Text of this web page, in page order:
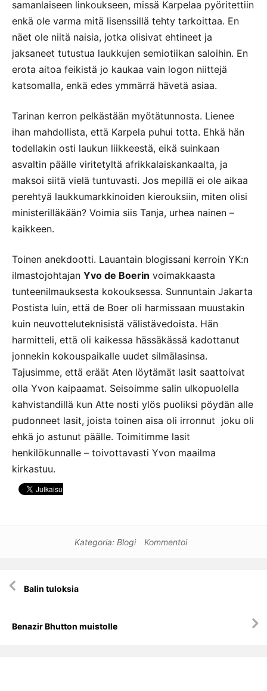
samanlaiseen linkoukseen, missä Karpelaa pyöritettiin
enkä ole varma mitä lisenssillä tehty tarkoittaa. En
näet ole niitä naisia, jotka olisivat ehtineet ja
jaksaneet tutustua laukkujen semiotiikan saloihin. En
erota aitoa feikistä jo kaukaa vain logon niittejä
katsomalla, enkä edes ymmärrä hävetä asiaa.
Tarinan kerron pelkästään myötätunnosta. Lienee
ihan mahdollista, että Karpela puhui totta. Ehkä hän
todellakin osti laukun liikkeestä, eikä suinkaan
asvaltin päälle viritetyltä afrikkalaiskankaalta, ja
maksoi siitä vielä tuntuvasti. Jos mepillä ei ole aikaa
perehtyä laukkumarkkinoiden kierouksiin, miten olisi
ministerilläkään? Voimia siis Tanja, urhea nainen –
kaikkeen.
Toinen anekdootti. Lauantain blogissani kerroin YK:n
ilmastojohtajan Yvo de Boerin voimakkaasta
tunteenilmauksesta kokouksessa. Sunnuntain Jakarta
Postista luin, että de Boer oli harmissaan muustakin
kuin neuvotteluteknisistä välistävedoista. Hän
harmitteli, että oli kaikessa hässäkässä kadottanut
jonnekin kokouspaikalle uudet silmälasinsa.
Tajusimme, että eräät Aten löytämät lasit saattoivat
olla Yvon kaipaamat. Seisoimme salin ulkopuolella
kahvistandillä kun Atte nosti ylös puoliksi pöydän alle
pudonneet lasit, joista toinen aisa oli irronnut  joku oli
ehkä jo astunut päälle. Toimitimme lasit
henkilökunnalle – toivottavasti Yvon maailma
kirkastuu.
Kategoria: Blogi Kommentoi
Artikkelien
selausBalin tuloksia
Benazir Bhutton muistolle